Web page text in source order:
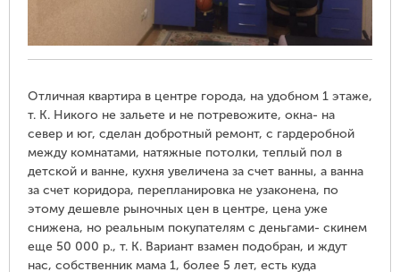
Отличная квартира в центре города, на удобном 1 этаже,
т. К. Никого не зальете и не потревожите, окна- на
север и юг, сделан добротный ремонт, с гардеробной
между комнатами, натяжные потолки, теплый пол в
детской и ванне, кухня увеличена за счет ванны, а ванна
за счет коридора, перепланировка не узаконена, по
этому дешевле рыночных цен в центре, цена уже
снижена, но реальным покупателям с деньгами- скинем
еще 50 000 р., т. К. Вариант взамен подобран, и ждут
нас, собственник мама 1, более 5 лет, есть куда